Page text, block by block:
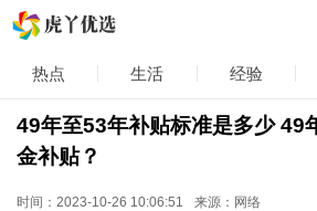
热点 生活 经验
49年至53年补贴标准是多少 49
金补贴？
时间：2023-10-26 10:06:51 来源：网络